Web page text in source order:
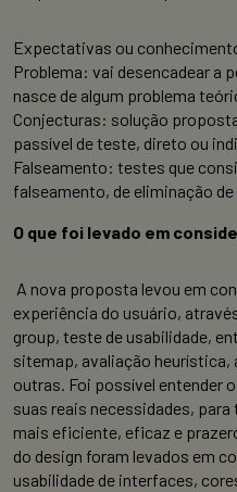
Expectativas ou
Problema: vai desencadear a
nasce de algum problema
Conjecturas: solução
passível de teste, direto ou
Falseamento: testes que
falseamento, de eliminação de
O que foi levado em
A nova proposta levou em
experiência do usuário,
group, teste de usabilidade,
sitemap, avaliação heurística,
outras. Foi possível entender
suas reais necessidades,
mais eficiente, eficaz e
do design foram levados em
usabilidade de interfaces,